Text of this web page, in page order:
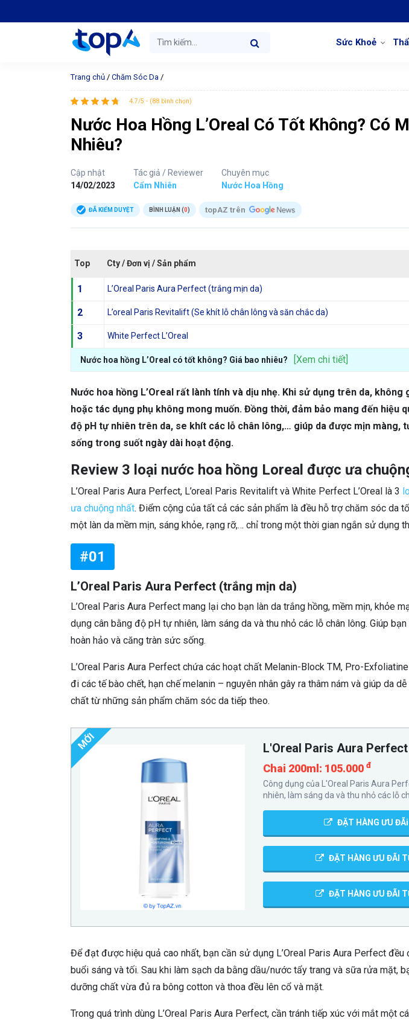
Sức Khoẻ
Trang chủ / Chăm Sóc Da /
4.7/5 - (88 bình chọn)
Nước Hoa Hồng L’Oreal Có Tốt Không? Có
Nhiêu?
Cập nhật
14/02/2023
Tác giả / Reviewer
Cẩm Nhiên
Chuyên mục
Nước Hoa Hồng
ĐÃ KIỂM DUYỆT BÌNH LUẬN (0) topAZ trên
Top Cty / Đơn vị / Sản phẩm
1 L’Oreal Paris Aura Perfect (trắng mịn da)
2 L’oreal Paris Revitalift (Se khít lỗ chân lông và săn chắc da)
3 White Perfect L’Oreal
Nước hoa hồng L’Oreal có tốt không? Giá bao nhiêu? [Xem chi tiết]
Nước hoa hồng L’Oreal rất lành tính và dịu nhẹ. Khi sử dụng trên da, không
hoặc tác dụng phụ không mong muốn. Đồng thời, đảm bảo mang đến hiệu
độ pH tự nhiên trên da, se khít các lỗ chân lông,… giúp da được mịn màng,
sống trong suốt ngày dài hoạt động.
Review 3 loại nước hoa hồng Loreal được ưa
L’Oreal Paris Aura Perfect, L’oreal Paris Revitalift và White Perfect L’Oreal là 3
ưa chuộng nhất. Điểm cộng của tất cả các sản phẩm là đều hỗ trợ chăm sóc da
một làn da mềm mịn, sáng khỏe, rạng rỡ,… chỉ trong một thời gian ngắn sử dụng
#01
L’Oreal Paris Aura Perfect (trắng mịn da)
L’Oreal Paris Aura Perfect mang lại cho bạn làn da trắng hồng, mềm mịn, khỏe
dụng cân bằng độ pH tự nhiên, làm sáng da và thu nhỏ các lỗ chân lông. Giúp
hoàn hảo và căng tràn sức sống.
L’Oreal Paris Aura Perfect chứa các hoạt chất Melanin-Block TM, Pro-
đi các tế bào chết, hạn chế melanin – nguyên nhân gây ra thâm nám và giúp da
chất từ những sản phẩm chăm sóc da tiếp theo.
MỚI L'Oreal Paris Aura Perfect
Chai 200ml: 105.000đ
Công dụng của L'Oreal Paris Aura
nhiên, làm sáng da và thu nhỏ các lỗ
ĐẶT HÀNG ƯU
ĐẶT HÀNG ƯU ĐÃI
ĐẶT HÀNG ƯU ĐÃI
Để đạt được hiệu quả cao nhất, bạn cần sử dụng L’Oreal Paris Aura Perfect
buổi sáng và tối. Sau khi làm sạch da bằng dầu/nước tẩy trang và sữa rửa mặt,
dưỡng chất vừa đủ ra bông cotton và thoa đều lên cổ và mặt.
Trong quá trình dùng L’Oreal Paris Aura Perfect, cần tránh tiếp xúc với mắt một